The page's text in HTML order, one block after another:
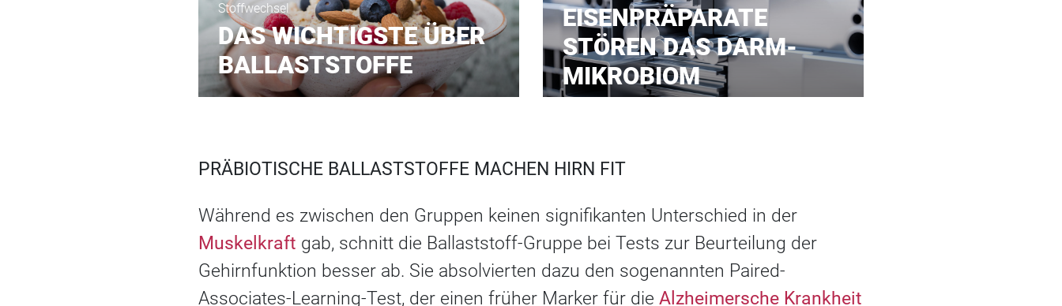
Stoffwechsel
DAS WICHTIGSTE ÜBER
BALLASTSTOFFE
EISENPRÄPARATE
STÖREN DAS DARM-
MIKROBIOM
PRÄBIOTISCHE BALLASTSTOFFE MACHEN HIRN FIT
Während es zwischen den Gruppen keinen signifikanten Unterschied in der
Muskelkraft gab, schnitt die Ballaststoff-Gruppe bei Tests zur Beurteilung der
Gehirnfunktion besser ab. Sie absolvierten dazu den sogenannten Paired-
Associates-Learning-Test, der einen früher Marker für die Alzheimersche Krankheit